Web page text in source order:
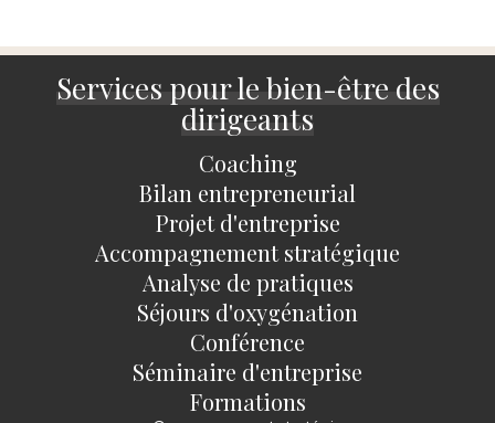
Services pour le bien-être des
dirigeants
Coaching
Bilan entrepreneurial
Projet d'entreprise
Accompagnement stratégique
Analyse de pratiques
Séjours d'oxygénation
Conférence
Séminaire d'entreprise
Formations